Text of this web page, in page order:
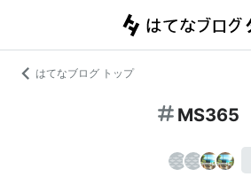
はてなブログ トップ
MS365